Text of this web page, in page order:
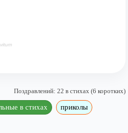
Поздравлений: 22 в стихах (6 коротких)
в стихах приколы